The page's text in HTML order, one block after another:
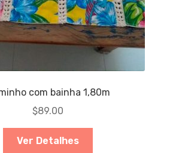
com bainha 1,80m
$89.00
Ver Detalhes